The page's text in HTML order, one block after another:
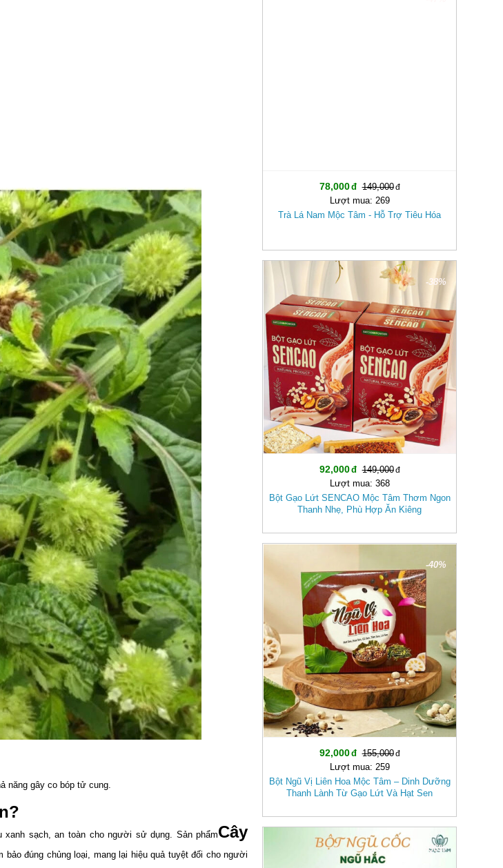
năng gây co bóp tử cung.
sạch, an toàn cho người sử dụng. Sản phẩmCây
đúng chủng loại, mang lại hiệu quả tuyệt đối cho người
78,000
149,000
Lượt mua: 269
Trà Lá Nam Mộc Tâm - Hỗ Trợ Tiêu Hóa
-38%
92,000
149,000
Lượt mua: 368
Bột Gạo Lứt SENCAO Mộc Tâm Thơm Ngon
Thanh Nhẹ, Phù Hợp Ăn Kiêng
-40%
92,000
155,000
Lượt mua: 259
Bột Ngũ Vị Liên Hoa Mộc Tâm – Dinh Dưỡng
Thanh Lành Từ Gạo Lứt Và Hạt Sen
-36%